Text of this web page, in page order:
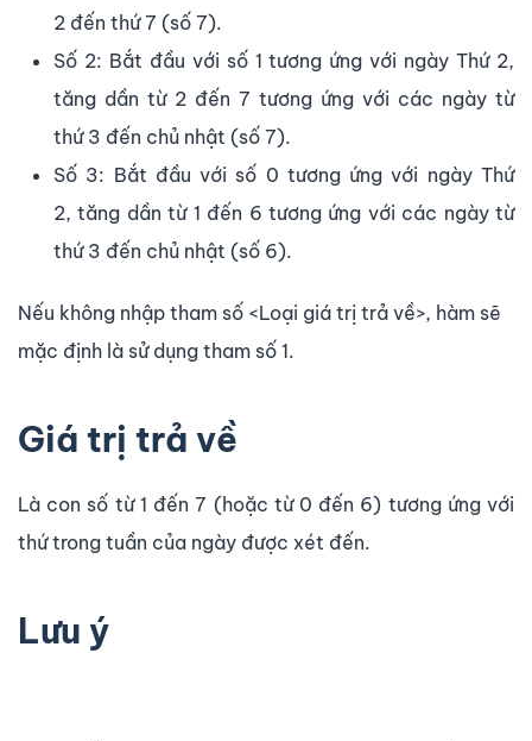
2 đến thứ 7 (số 7).
Số 2: Bắt đầu với số 1 tương ứng với ngày Thứ 2,
tăng dần từ 2 đến 7 tương ứng với các ngày từ
thứ 3 đến chủ nhật (số 7).
Số 3: Bắt đầu với số 0 tương ứng với ngày Thứ
2, tăng dần từ 1 đến 6 tương ứng với các ngày từ
thứ 3 đến chủ nhật (số 6).
Nếu không nhập tham số <Loại giá trị trả về>, hàm sẽ
mặc định là sử dụng tham số 1.
Giá trị trả về
Là con số từ 1 đến 7 (hoặc từ 0 đến 6) tương ứng với
thứ trong tuần của ngày được xét đến.
Lưu ý